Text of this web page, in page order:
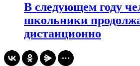
В следующем году
школьники
дистанционно